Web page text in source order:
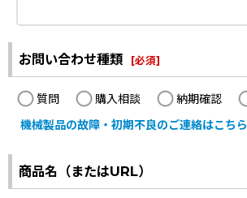
お問い合わせ種類 [必須]
質問 購入相談 納期確認
機械製品の故障・初期不良のご連絡はこちら
商品名（またはURL）